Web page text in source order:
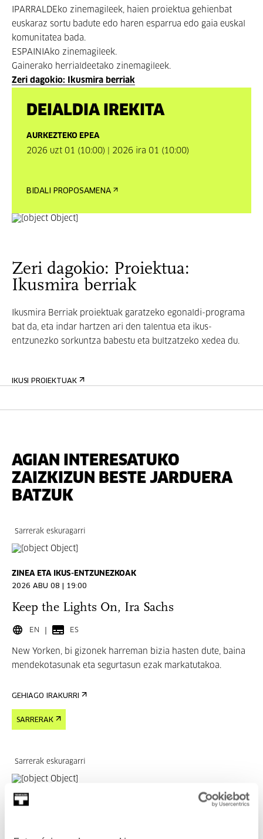
IPARRALDEko zinemagileek, haien proiektua gehienbat
euskaraz sortu badute edo haren esparrua edo gaia euskal
komunitatea bada.
ESPAINIAko zinemagileek.
Gainerako herrialdeetako zinemagileek.
Zeri dagokio: Ikusmira berriak
AURKEZTEKO EPEA
DEIALDIA IREKITA
2026 uzt 01 (10:00) | 2026 ira 01 (10:00)
BIDALI PROPOSAMENA
Zeri dagokio: Proiektua:
Ikusmira berriak
Ikusmira Berriak proiektuak garatzeko egonaldi-programa
bat da, eta indar hartzen ari den talentua eta ikus-
entzunezko sorkuntza babestu eta bultzatzeko xedea du.
IKUSI PROIEKTUAK
AGIAN INTERESATUKO
ZAIZKIZUN BESTE JARDUERA
BATZUK
Sarrerak eskuragarri
ZINEA ETA IKUS-ENTZUNEZKOAK
2026 ABU 08 | 19:00
Keep the Lights On, Ira Sachs
EN ES
New Yorken, bi gizonek harreman bizia hasten dute, baina
mendekotasunak eta segurtasun ezak markatutakoa.
GEHIAGO IRAKURRI
SARRERAK
Sarrerak eskuragarri
ZINEA ETA IKUS-ENTZUNEZKOAK